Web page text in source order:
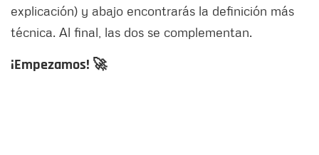
explicación) y abajo encontrarás la definición más
técnica. Al final, las dos se complementan.
¡Empezamos! 🚀